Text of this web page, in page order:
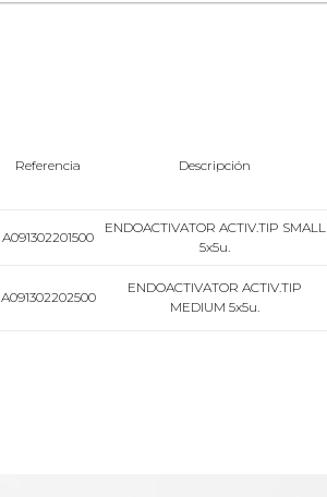
Referencia Descripción
A091302201500
ENDOACTIVATOR ACTIV.TIP SMALL
5x5u.
A091302202500
ENDOACTIVATOR ACTIV.TIP
MEDIUM 5x5u.